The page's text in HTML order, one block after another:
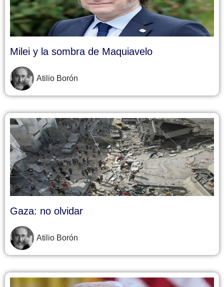
Milei y la sombra de Maquiavelo
Atilio Borón
Gaza: no olvidar
Atilio Borón